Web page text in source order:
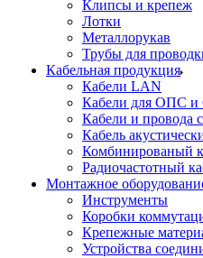
Клипсы и крепеж
Лотки
Металлорукав
Трубы для
Кабельная продукция
Кабели LAN
Кабели для ОПС
Кабели и провода
Кабель
Комбинированый
Радиочастотный
Монтажное
Инструменты
Коробки
Крепежные
Устройства